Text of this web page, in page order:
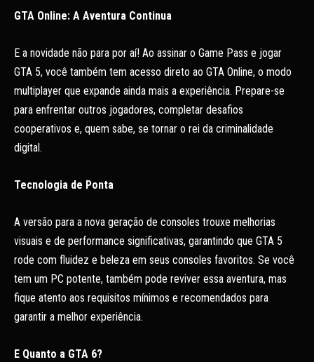
GTA Online: A Aventura Continua
E a novidade não para por aí! Ao assinar o Game Pass e jogar
GTA 5, você também tem acesso direto ao GTA Online, o modo
multiplayer que expande ainda mais a experiência. Prepare-se
para enfrentar outros jogadores, completar desafios
cooperativos e, quem sabe, se tornar o rei da criminalidade
digital.
Tecnologia de Ponta
A versão para a nova geração de consoles trouxe melhorias
visuais e de performance significativas, garantindo que GTA 5
rode com fluidez e beleza em seus consoles favoritos. Se você
tem um PC potente, também pode reviver essa aventura, mas
fique atento aos requisitos mínimos e recomendados para
garantir a melhor experiência.
E Quanto a GTA 6?